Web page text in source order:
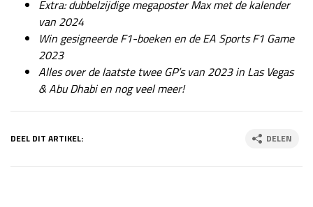
Extra: dubbelzijdige megaposter Max met de kalender
van 2024
Win gesigneerde F1-boeken en de EA Sports F1 Game
2023
Alles over de laatste twee GP’s van 2023 in Las Vegas
& Abu Dhabi en nog veel meer!
DEEL DIT ARTIKEL: DELEN